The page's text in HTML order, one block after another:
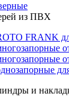
из ПВХ
FRANK
и